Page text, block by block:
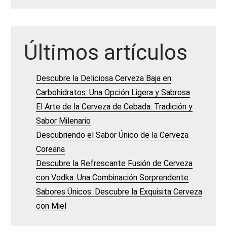
Últimos artículos
Descubre la Deliciosa Cerveza Baja en
Carbohidratos: Una Opción Ligera y Sabrosa
El Arte de la Cerveza de Cebada: Tradición y
Sabor Milenario
Descubriendo el Sabor Único de la Cerveza
Coreana
Descubre la Refrescante Fusión de Cerveza
con Vodka: Una Combinación Sorprendente
Sabores Únicos: Descubre la Exquisita Cerveza
con Miel